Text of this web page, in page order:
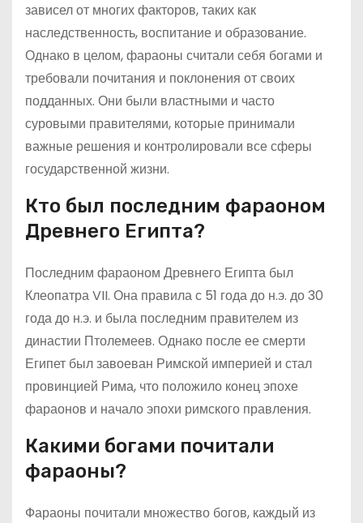
зависел от многих факторов, таких как
наследственность, воспитание и образование.
Однако в целом, фараоны считали себя богами и
требовали почитания и поклонения от своих
подданных. Они были властными и часто
суровыми правителями, которые принимали
важные решения и контролировали все сферы
государственной жизни.
Кто был последним фараоном
Древнего Египта?
Последним фараоном Древнего Египта был
Клеопатра VII. Она правила с 51 года до н.э. до 30
года до н.э. и была последним правителем из
династии Птолемеев. Однако после ее смерти
Египет был завоеван Римской империей и стал
провинцией Рима, что положило конец эпохе
фараонов и начало эпохи римского правления.
Какими богами почитали
фараоны?
Фараоны почитали множество богов, каждый из